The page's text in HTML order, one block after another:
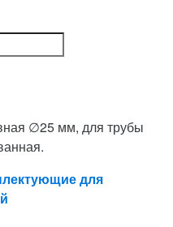
∅25 мм, для трубы
для